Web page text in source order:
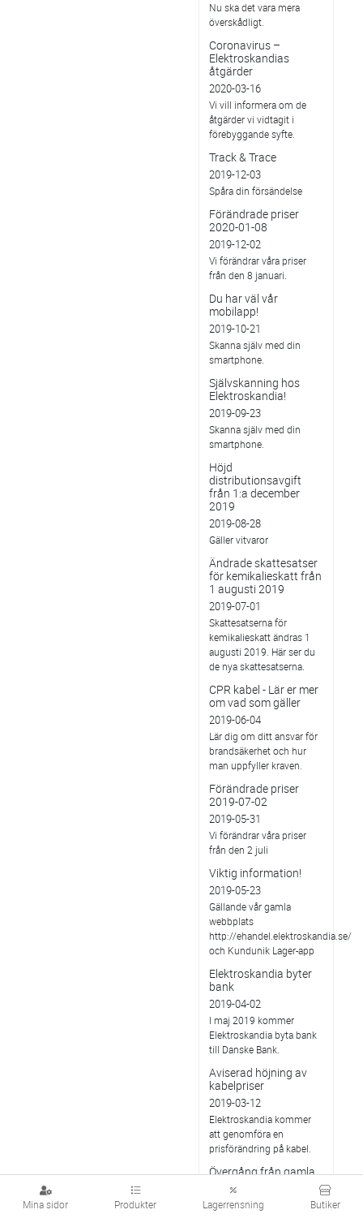
Mina sidor Produkter Lagerrensning Butiker
Nu ska det vara mera
överskådligt.
Coronavirus –
Elektroskandias
åtgärder
2020-03-16
Vi vill informera om de
åtgärder vi vidtagit i
förebyggande syfte.
Track & Trace
2019-12-03
Spåra din försändelse
Förändrade priser
2020-01-08
2019-12-02
Vi förändrar våra priser
från den 8 januari.
Du har väl vår
mobilapp!
2019-10-21
Skanna själv med din
smartphone.
Självskanning hos
Elektroskandia!
2019-09-23
Skanna själv med din
smartphone.
Höjd
distributionsavgift
från 1:a december
2019
2019-08-28
Gäller vitvaror
Ändrade skattesatser
för kemikalieskatt från
1 augusti 2019
2019-07-01
Skattesatserna för
kemikalieskatt ändras 1
augusti 2019. Här ser du
de nya skattesatserna.
CPR kabel - Lär er mer
om vad som gäller
2019-06-04
Lär dig om ditt ansvar för
brandsäkerhet och hur
man uppfyller kraven.
Förändrade priser
2019-07-02
2019-05-31
Vi förändrar våra priser
från den 2 juli
Viktig information!
2019-05-23
Gällande vår gamla
webbplats
http://ehandel.elektroskandia.se/
och Kundunik Lager-app
Elektroskandia byter
bank
2019-04-02
I maj 2019 kommer
Elektroskandia byta bank
till Danske Bank.
Aviserad höjning av
kabelpriser
2019-03-12
Elektroskandia kommer
att genomföra en
prisförändring på kabel.
Övergång från gamla
lampanslutningsdon
till DCL-don
2019-02-25